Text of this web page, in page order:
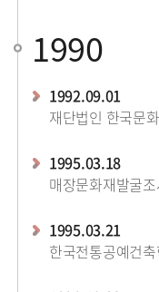
1990
1992.09.01
재단법인 한국문
1995.03.18
매장문화재발굴
1995.03.21
한국전통공예건